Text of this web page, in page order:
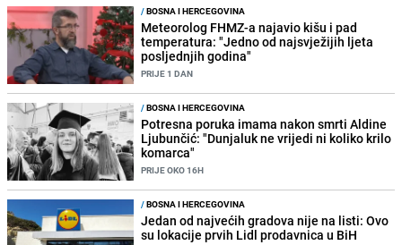
/BOSNA I HERCEGOVINA
Meteorolog FHMZ-a najavio kišu i pad
temperatura: "Jedno od najsvježijih ljeta
posljednjih godina"
PRIJE 1 DAN
/BOSNA I HERCEGOVINA
Potresna poruka imama nakon smrti Aldine
Ljubunčić: "Dunjaluk ne vrijedi ni koliko krilo
komarca"
PRIJE OKO 16H
/BOSNA I HERCEGOVINA
Jedan od najvećih gradova nije na listi: Ovo
su lokacije prvih Lidl prodavnica u BiH